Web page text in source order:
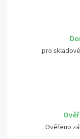
pro
Ověřeno